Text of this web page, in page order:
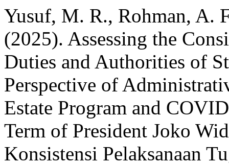
Yusuf, M. R., Rohman, A.
(2025). Assessing the
Duties and Authorities of
Perspective of
Estate Program and
Term of President Joko
Konsistensi Pelaksanaan